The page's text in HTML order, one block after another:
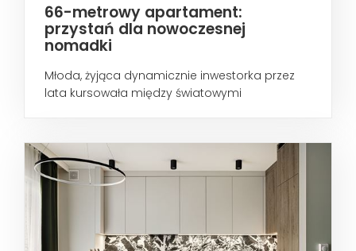
66-metrowy apartament:
przystań dla nowoczesnej
nomadki
Młoda, żyjąca dynamicznie inwestorka przez
lata kursowała między światowymi